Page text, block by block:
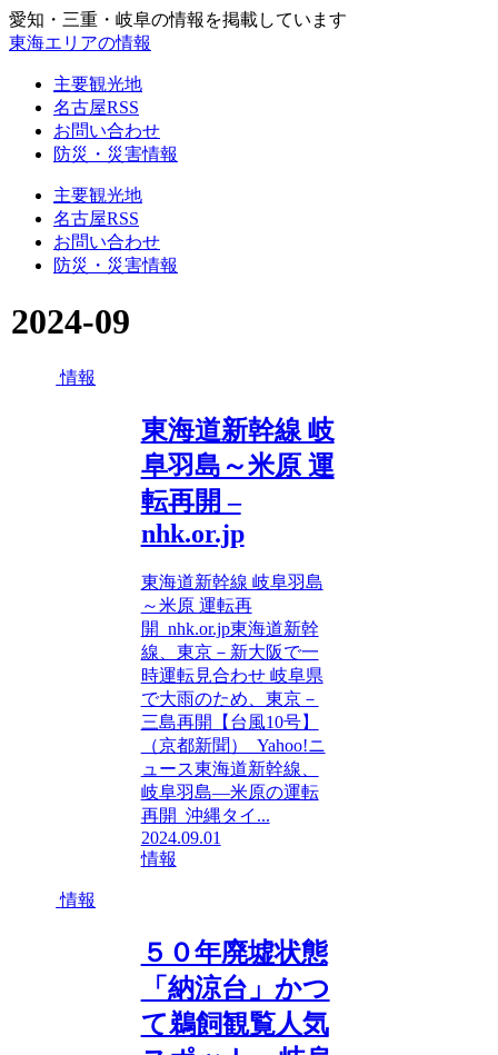
愛知・三重・岐阜の情報を掲載しています
東海エリアの情報
主要観光地
名古屋RSS
お問い合わせ
防災・災害情報
主要観光地
名古屋RSS
お問い合わせ
防災・災害情報
2024-09
情報
東海道新幹線 岐
阜羽島～米原 運
転再開 –
nhk.or.jp
東海道新幹線 岐阜羽島
～米原 運転再
開 nhk.or.jp東海道新幹
線、東京－新大阪で一
時運転見合わせ 岐阜県
で大雨のため、東京－
三島再開【台風10号】
（京都新聞） Yahoo!ニ
ュース東海道新幹線、
岐阜羽島―米原の運転
再開 沖縄タイ...
2024.09.01
情報
情報
５０年廃墟状態
「納涼台」かつ
て鵜飼観覧人気